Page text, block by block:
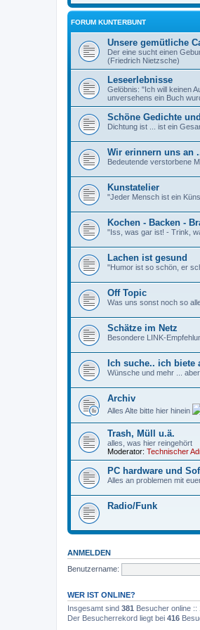
FORUM KUNTERBUNT
Unsere gemütliche
Der eine sucht einen
(Friedrich Nietzsche)
Leseerlebnisse
Gelöbnis: "Ich will keinen
unversehens ein Buch
Schöne Gedichte
Dichtung ist ... ist ein
Wir erinnern uns an
Bedeutende verstorbene
Kunstatelier
"Jeder Mensch ist ein
Kochen - Backen -
"Iss, was gar ist! - Trink,
Lachen ist gesund
"Humor ist so schön, er
Off Topic
Was uns sonst noch so
Schätze im Netz
Besondere LINK-
Ich suche.. ich biete
Wünsche und mehr ...
Archiv
Alles Alte bitte hier hinein
Trash, Müll u.ä.
alles, was hier reingehört
Moderator: Technischer
PC hardware und
Alles an problemen mit
Radio/Funk
ANMELDEN
Benutzername:
WER IST ONLINE?
Insgesamt sind 381 Besucher online
Der Besucherrekord liegt bei 416